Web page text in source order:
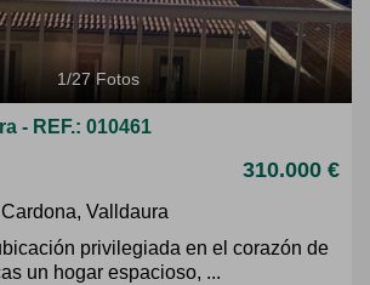
1/27 Fotos
- REF.: 010461
310.000 €
Valldaura
privilegiada en el corazón de
un hogar espacioso, ...